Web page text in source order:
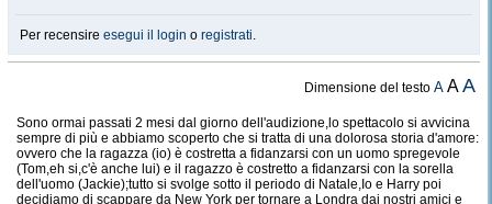
Per recensire esegui il login o registrati.
Dimensione del testoA AA
Sono ormai passati 2 mesi dal giorno dell'audizione,lo spettacolo si avvicina
sempre di più e abbiamo scoperto che si tratta di una dolorosa storia d'amore:
ovvero che la ragazza (io) è costretta a fidanzarsi con un uomo spregevole
(Tom,eh si,c'è anche lui) e il ragazzo è costretto a fidanzarsi con la sorella
dell'uomo (Jackie);tutto si svolge sotto il periodo di Natale,Io e Harry poi
decidiamo di scappare da New York per tornare a Londra dai nostri amici e